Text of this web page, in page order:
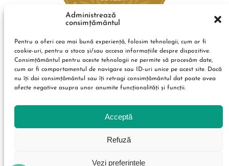
Administrează
consimțământul
Pentru a oferi cea mai bună experiență, folosim tehnologii, cum ar fi
cookie-uri, pentru a stoca și/sau accesa informațiile despre dispozitive.
Consimțământul pentru aceste tehnologii ne permite să procesăm date,
cum ar fi comportamentul de navigare sau ID-uri unice pe acest site. Dacă
nu îți dai consimțământul sau îți retragi consimțământul dat poate avea
afecte negative asupra unor anumite funcționalități și funcții.
Acceptă
Refuză
Vezi preferințele